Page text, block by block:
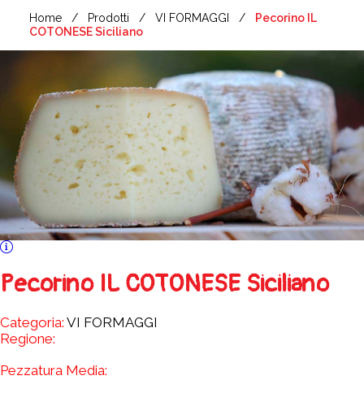
Home Prodotti VI FORMAGGI
Pecorino IL
COTONESE Siciliano
Pecorino IL COTONESE Siciliano
Categoria: VI FORMAGGI
Regione:
Pezzatura Media: